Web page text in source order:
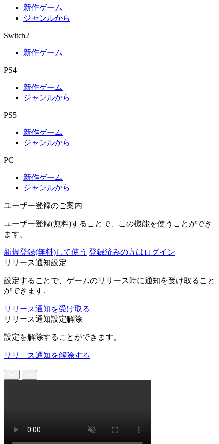
新作ゲーム
ジャンルから
Switch2
新作ゲーム
PS4
新作ゲーム
ジャンルから
PS5
新作ゲーム
ジャンルから
PC
新作ゲーム
ジャンルから
ユーザー登録のご案内
ユーザー登録(無料)することで、この機能を使うことができ
ます。
新規登録(無料)して使う 登録済みの方はログイン
リリース通知設定
設定することで、ゲームのリリース時に通知を受け取ること
ができます。
リリース通知を受け取る
リリース通知設定解除
設定を解除することができます。
リリース通知を解除する